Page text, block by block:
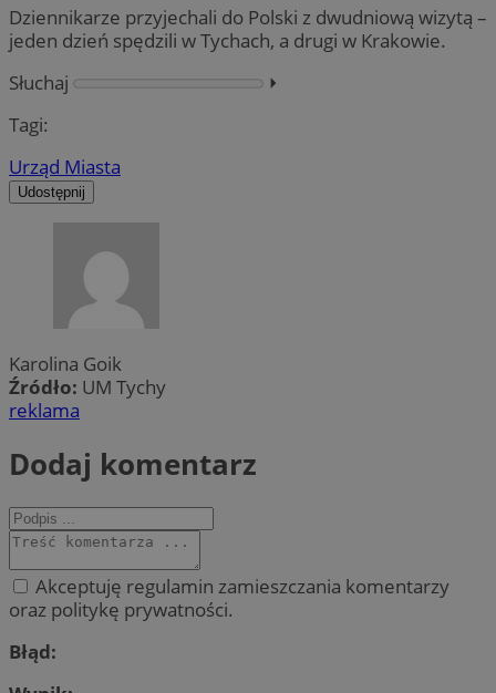
Dziennikarze przyjechali do Polski z dwudniową wizytą –
jeden dzień spędzili w Tychach, a drugi w Krakowie.
Słuchaj
⏵︎
Tagi:
Urząd Miasta
Udostępnij
Karolina Goik
Źródło: UM Tychy
reklama
Dodaj komentarz
Akceptuję regulamin zamieszczania komentarzy
oraz politykę prywatności.
Błąd: